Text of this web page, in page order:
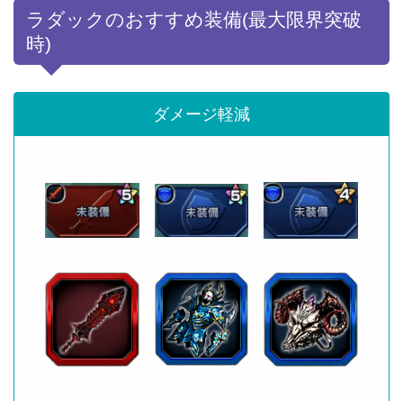
ラダックのおすすめ装備(最大限界突破
時)
ダメージ軽減